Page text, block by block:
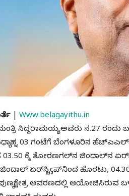
Www.belagayithu.in
ಸಿದ್ದರಾಮಯ್ಯ ಅವರು ನ.27 ರಂದು
03 ಗಂಟೆಗೆ ಬೆಂಗಳೂರಿನ
ಕ್ಕೆ ತೋರಣಗಲ್‌ನ ಜಿಂದಾಲ್‌ನ
ಏರ್‌ಸ್ಟಿçಪ್‌ನಿಂದ ಹೊರಟು, 04.30
ಆವರಣದಲ್ಲಿ ಆಯೋಜಿಸಿರುವ